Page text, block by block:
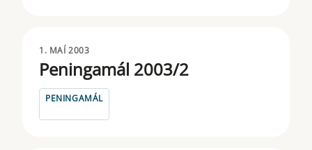
1. MAÍ 2003
Peningamál 2003/2
PENINGAMÁL